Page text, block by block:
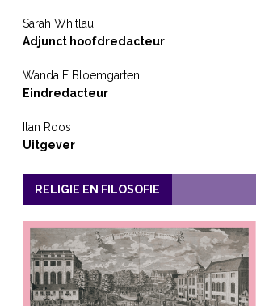
Sarah Whitlau
Adjunct hoofdredacteur
Wanda F Bloemgarten
Eindredacteur
Ilan Roos
Uitgever
RELIGIE EN FILOSOFIE